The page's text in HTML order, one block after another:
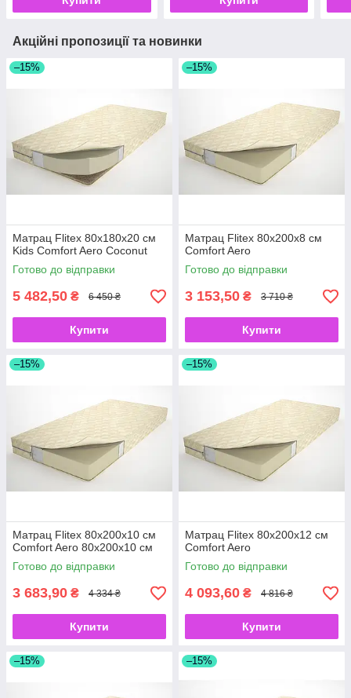
Акційні пропозиції та новинки
–15%
Матрац Flitex 80х180х20 см
Kids Comfort Aero Coconut
Готово до відправки
5 482,50 ₴ 6 450 ₴
Купити
–15%
Матрац Flitex 80х200х8 см
Comfort Aero
Готово до відправки
3 153,50 ₴ 3 710 ₴
Купити
–15%
Матрац Flitex 80х200х10 см
Comfort Aero 80х200х10 см
Готово до відправки
3 683,90 ₴ 4 334 ₴
Купити
–15%
Матрац Flitex 80х200х12 см
Comfort Aero
Готово до відправки
4 093,60 ₴ 4 816 ₴
Купити
–15% –15%